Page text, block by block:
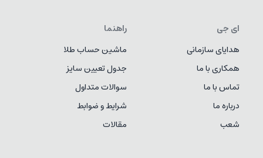
ای جی
هدایای سازمانی
همکاری با ما
تماس با ما
درباره ما
شعب
راهنما
ماشین حساب طلا
جدول تعیین سایز
سوالات متداول
شرایط و ضوابط
مقالات